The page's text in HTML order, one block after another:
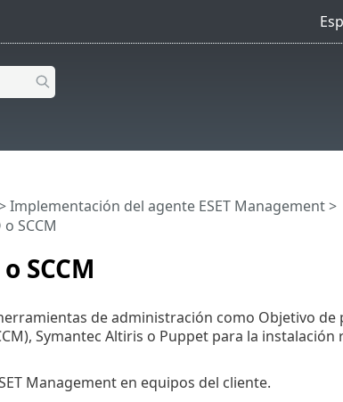
SCCM
Implementación del agente ESET Management>
SCCM
de administración como Objetivo de
Symantec Altiris o Puppet para la instalación
Management en equipos del cliente.